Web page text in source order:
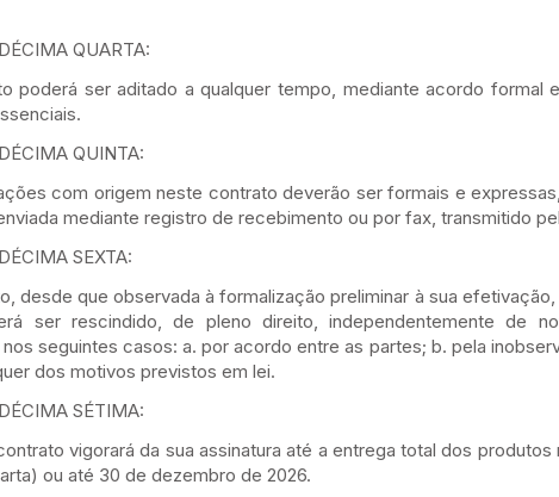
QUARTA:
poderá ser aditado a qualquer tempo, mediante acordo formal
QUINTA:
com origem neste contrato deverão ser formais e
mediante registro de recebimento ou por fax, transmitido
SEXTA:
desde que observada à formalização preliminar à sua
ser rescindido, de pleno direito, independentemente de
seguintes casos: a. por acordo entre as partes; b. pela
dos motivos previstos em lei.
SÉTIMA:
vigorará da sua assinatura até a entrega total dos
ou até 30 de dezembro de 2026.